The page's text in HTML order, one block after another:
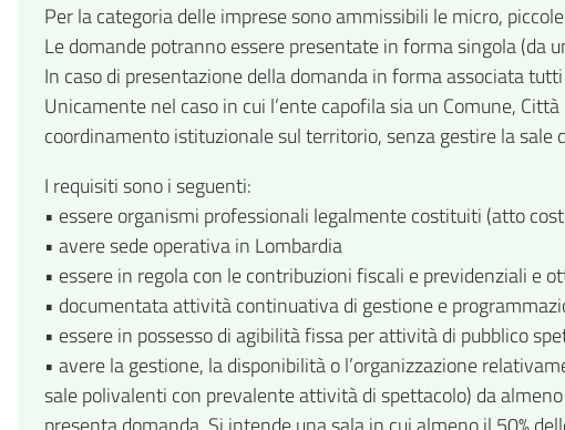
Per la categoria delle imprese sono ammissibili le micro,
Le domande potranno essere presentate in forma singola (da
In caso di presentazione della domanda in forma associata
Unicamente nel caso in cui l’ente capofila sia un Comune,
coordinamento istituzionale sul territorio, senza gestire la
I requisiti sono i seguenti:
• essere organismi professionali legalmente costituiti (atto
• avere sede operativa in Lombardia
• essere in regola con le contribuzioni fiscali e previdenziali e
• documentata attività continuativa di gestione e
• essere in possesso di agibilità fissa per attività di pubblico
• avere la gestione, la disponibilità o l’organizzazione
sale polivalenti con prevalente attività di spettacolo) da